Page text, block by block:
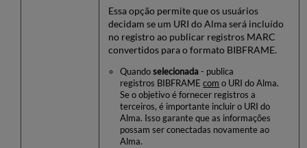
Essa opção permite que os usuários
decidam se um URI do Alma será incluído
no registro ao publicar registros MARC
convertidos para o formato BIBFRAME.
Quandoselecionada - publica
registros BIBFRAMEcom o URI do Alma.
Se o objetivo é fornecer registros a
terceiros, é importante incluir o URI do
Alma. Isso garante que as informações
possam ser conectadas novamente ao
Alma.